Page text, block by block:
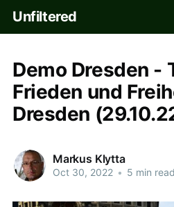
Unfiltered
Demo Dresden -
Frieden und
Dresden
Markus Klytta
Oct 30, 2022 • 5 min read